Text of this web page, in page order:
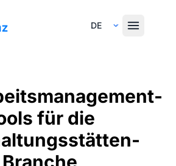
Select Language
für die